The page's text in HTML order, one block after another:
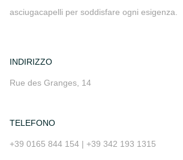
asciugacapelli per soddisfare ogni esigenza.
INDIRIZZO
Rue des Granges, 14
TELEFONO
+39 0165 844 154 | +39 342 193 1315